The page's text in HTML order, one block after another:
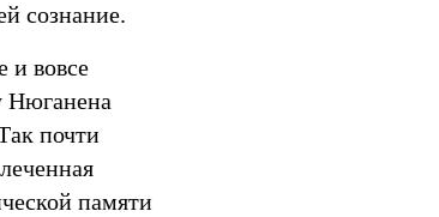
сознание.
и вовсе
Нюганена
почти
памяти